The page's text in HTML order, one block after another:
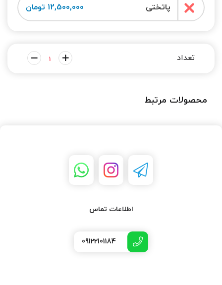
پاتختی 12,500,000 تومان
محصولات مرتبط
اطلاعات تماس
09122101184